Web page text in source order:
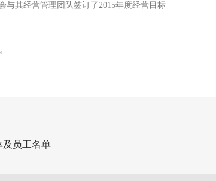
与其经营管理团队签订了2015年度经营目标
及员工名单